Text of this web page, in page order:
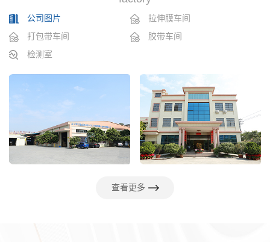
公司图片
拉伸膜车间
打包带车间
胶带车间
检测室
查看更多